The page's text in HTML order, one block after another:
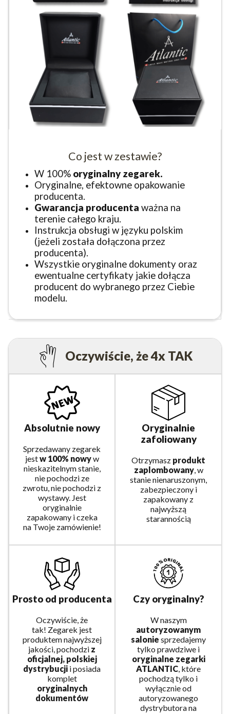
Co jest w zestawie?
W 100% oryginalny zegarek.
Oryginalne, efektowne opakowanie
producenta.
Gwarancja producenta ważna na
terenie całego kraju.
Instrukcja obsługi w języku polskim
(jeżeli została dołączona przez
producenta).
Wszystkie oryginalne dokumenty oraz
ewentualne certyfikaty jakie dołącza
producent do wybranego przez Ciebie
modelu.
Oczywiście, że 4x TAK
Absolutnie nowy
Sprzedawany zegarek
jestw 100% nowyw
nieskazitelnym stanie,
nie pochodzi ze
zwrotu, nie pochodzi z
wystawy. Jest
oryginalnie
zapakowany i czeka
na Twoje zamówienie!
Oryginalnie
zafoliowany
Otrzymasz produkt
zaplombowany, w
stanie nienaruszonym,
zabezpieczony i
zapakowany z
najwyższą
starannością
Prosto od producenta
Oczywiście, że
tak! Zegarek jest
produktem najwyższej
jakości, pochodzi z
oficjalnej, polskiej
dystrybucji i posiada
komplet
oryginalnych
dokumentów
Czy oryginalny?
W naszym
autoryzowanym
salonie sprzedajemy
tylko prawdziwe i
oryginalne zegarki
ATLANTIC, które
pochodzą tylko i
wyłącznie od
autoryzowanego
dystrybutora na